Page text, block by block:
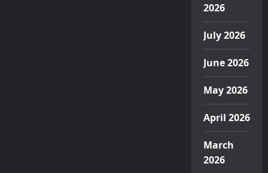
2026
July 2026
June 2026
May 2026
April 2026
March
2026